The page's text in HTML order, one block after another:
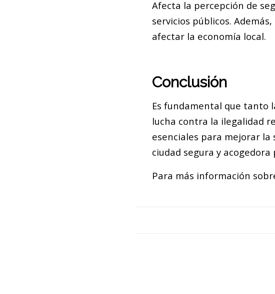
Afecta la percepción de
servicios públicos.
afectar la economía local.
Conclusión
Es fundamental que tanto
lucha contra la ilegalidad
esenciales para mejorar la
ciudad segura y acogedora
Para más información